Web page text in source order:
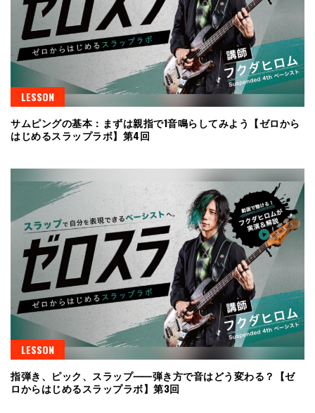
LESSON
サムピングの基本：まずは親指で1音鳴らしてみよう【ゼロから
はじめるスラップラボ】第4回
LESSON
指弾き、ピック、スラップ⸺弾き方で音はどう変わる？【ゼ
ロからはじめるスラップラボ】第3回